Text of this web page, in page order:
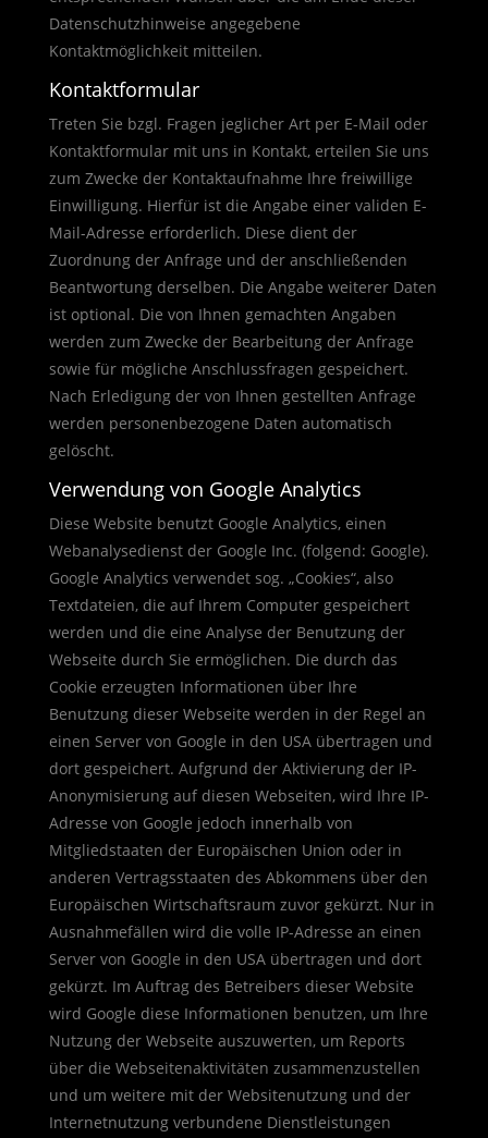
Datenschutzhinweise angegebene
Kontaktmöglichkeit mitteilen.
Kontaktformular
Treten Sie bzgl. Fragen jeglicher Art per E-Mail oder
Kontaktformular mit uns in Kontakt, erteilen Sie uns
zum Zwecke der Kontaktaufnahme Ihre freiwillige
Einwilligung. Hierfür ist die Angabe einer validen E-
Mail-Adresse erforderlich. Diese dient der
Zuordnung der Anfrage und der anschließenden
Beantwortung derselben. Die Angabe weiterer Daten
ist optional. Die von Ihnen gemachten Angaben
werden zum Zwecke der Bearbeitung der Anfrage
sowie für mögliche Anschlussfragen gespeichert.
Nach Erledigung der von Ihnen gestellten Anfrage
werden personenbezogene Daten automatisch
gelöscht.
Verwendung von Google Analytics
Diese Website benutzt Google Analytics, einen
Webanalysedienst der Google Inc. (folgend: Google).
Google Analytics verwendet sog. „Cookies“, also
Textdateien, die auf Ihrem Computer gespeichert
werden und die eine Analyse der Benutzung der
Webseite durch Sie ermöglichen. Die durch das
Cookie erzeugten Informationen über Ihre
Benutzung dieser Webseite werden in der Regel an
einen Server von Google in den USA übertragen und
dort gespeichert. Aufgrund der Aktivierung der IP-
Anonymisierung auf diesen Webseiten, wird Ihre IP-
Adresse von Google jedoch innerhalb von
Mitgliedstaaten der Europäischen Union oder in
anderen Vertragsstaaten des Abkommens über den
Europäischen Wirtschaftsraum zuvor gekürzt. Nur in
Ausnahmefällen wird die volle IP-Adresse an einen
Server von Google in den USA übertragen und dort
gekürzt. Im Auftrag des Betreibers dieser Website
wird Google diese Informationen benutzen, um Ihre
Nutzung der Webseite auszuwerten, um Reports
über die Webseitenaktivitäten zusammenzustellen
und um weitere mit der Websitenutzung und der
Internetnutzung verbundene Dienstleistungen